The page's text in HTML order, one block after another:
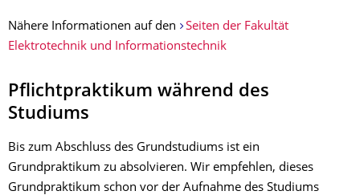
Nähere Informationen auf den
Seiten der Fakultät
Elektrotechnik und Informationstechnik
Pflichtpraktikum während des
Studiums
Bis zum Abschluss des Grundstudiums ist ein
Grundpraktikum zu absolvieren. Wir empfehlen, dieses
Grundpraktikum schon vor der Aufnahme des Studiums